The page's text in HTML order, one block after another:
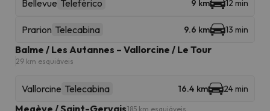
Bellevue Teleférico 9 km 12 min
Prarion Telecabina 9.6 km 13 min
Balme / Les Autannes – Vallorcine / Le Tour
29 km esquiáveis
Vallorcine Telecabina 16.4 km 24 min
Megève / Saint-Gervais185 km esquiáveis